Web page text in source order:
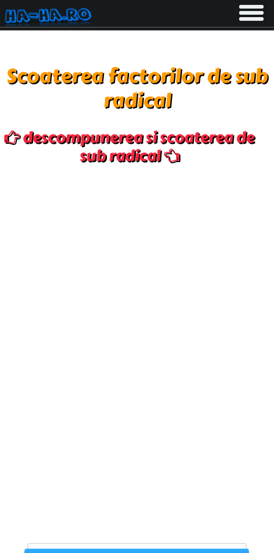
Toggle
Scoaterea factorilor de sub
radical
descompunerea si scoaterea de
sub radical